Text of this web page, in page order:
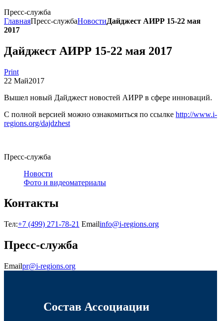
Пресс-служба
ГлавнаяПресс-службаНовостиДайджест АИРР 15-22 мая
2017
Дайджест АИРР 15-22 мая 2017
Print
22 Май2017
Вышел новый Дайджест новостей АИРР в сфере инноваций.
С полной версией можно ознакомиться по ссылке http://www.i-
regions.org/dajdzhest
Пресс-служба
Новости
Фото и видеоматериалы
Контакты
Тел:+7 (499) 271-78-21 Emailinfo@i-regions.org
Пресс-служба
Emailpr@i-regions.org
Состав Ассоциации